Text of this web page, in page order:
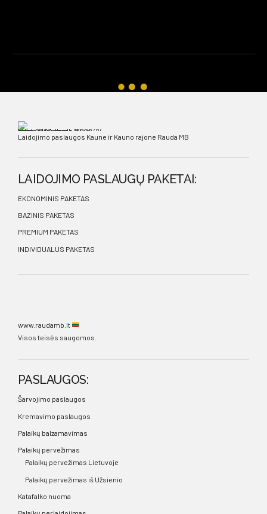
Laidojimo paslaugos Kaune ir Kauno rajone Rauda MB
LAIDOJIMO PASLAUGŲ PAKETAI:
EKONOMINIS PAKETAS
BAZINIS PAKETAS
PREMIUM PAKETAS
INDIVIDUALUS PAKETAS
www.raudamb.lt
Visos teisės saugomos.
PASLAUGOS:
Šarvojimo paslaugos
Kremavimo paslaugos
Palaikų balzamavimas
Palaikų pervežimas
Palaikų pervežimas Lietuvoje
Palaikų pervežimas iš Užsienio
Katafalko nuoma